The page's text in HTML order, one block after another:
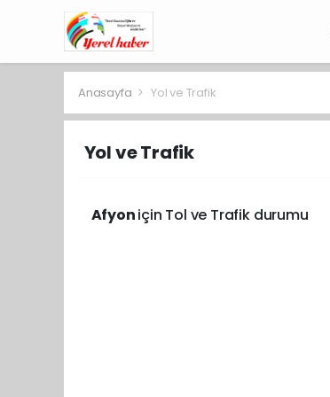
Anasayfa Yol ve Trafik
Yol ve Trafik
Afyoniçin Tol ve Trafik durumu